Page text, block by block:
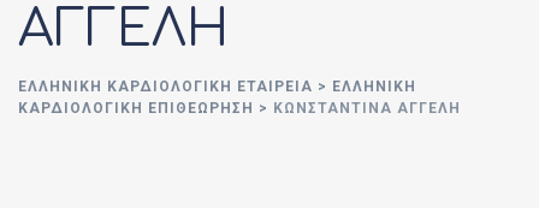
ΑΓΓΕΛΗ
ΕΛΛΗΝΙΚΉ ΚΑΡΔΙΟΛΟΓΙΚΉ ΕΤΑΙΡΕΊΑ > ΕΛΛΗΝΙΚΗ
ΚΑΡΔΙΟΛΟΓΙΚΗ ΕΠΙΘΕΩΡΗΣΗ > ΚΩΝΣΤΑΝΤΙΝΑ ΑΓΓΕΛΗ